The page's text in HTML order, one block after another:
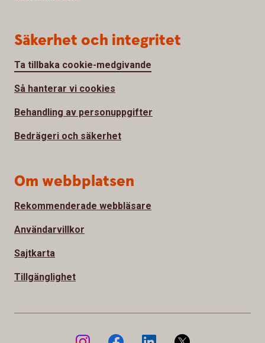
Säkerhet och integritet
Ta tillbaka cookie-medgivande
Så hanterar vi cookies
Behandling av personuppgifter
Bedrägeri och säkerhet
Om webbplatsen
Rekommenderade webbläsare
Användarvillkor
Sajtkarta
Tillgänglighet